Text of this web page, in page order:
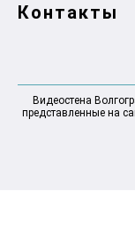
Контакты
Видеостена
представленные на